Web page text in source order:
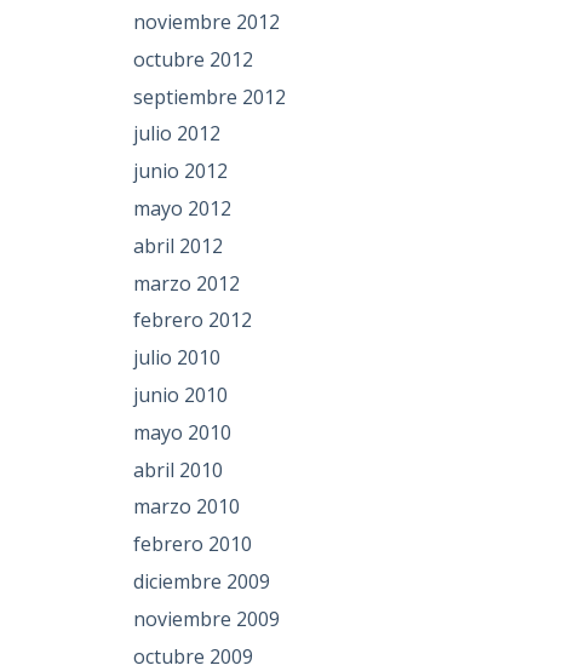
noviembre 2012
octubre 2012
septiembre 2012
julio 2012
junio 2012
mayo 2012
abril 2012
marzo 2012
febrero 2012
julio 2010
junio 2010
mayo 2010
abril 2010
marzo 2010
febrero 2010
diciembre 2009
noviembre 2009
octubre 2009